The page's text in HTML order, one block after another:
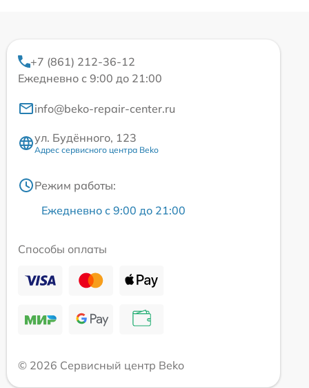
+7 (861) 212-36-12
Ежедневно с 9:00 до 21:00
info@beko-repair-center.ru
ул. Будённого, 123
Адрес сервисного центра Beko
Режим работы:
Ежедневно с 9:00 до 21:00
Способы оплаты
© 2026 Сервисный центр Beko